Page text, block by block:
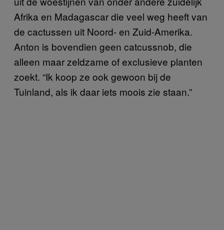
Afrika en Madagascar die veel weg heeft van
de cactussen uit Noord- en Zuid-Amerika.
Anton is bovendien geen catcussnob, die
alleen maar zeldzame of exclusieve planten
zoekt. “Ik koop ze ook gewoon bij de
Tuinland, als ik daar iets moois zie staan.”